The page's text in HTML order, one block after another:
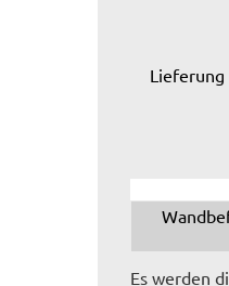
Lieferung
Es werden